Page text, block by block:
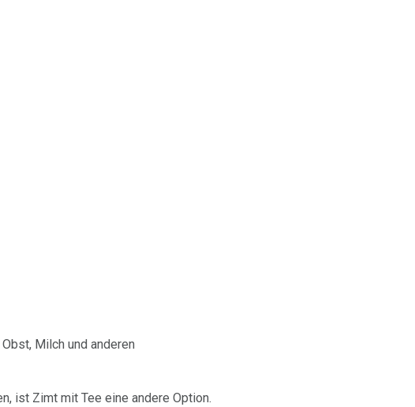
Milch und anderen
ist Zimt mit Tee eine andere Option.